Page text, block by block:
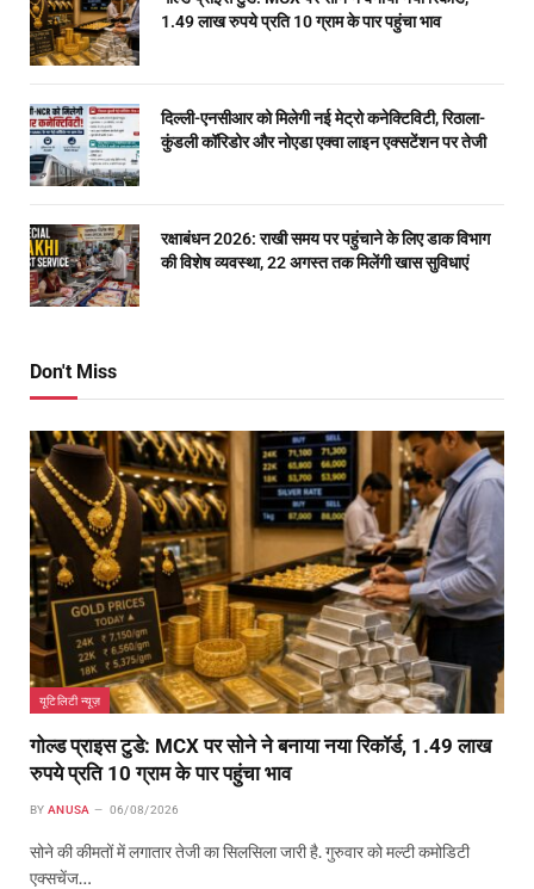
1.49 लाख रुपये प्रति 10 ग्राम के पार पहुंचा भाव
दिल्ली-एनसीआर को मिलेगी नई मेट्रो कनेक्टिविटी, रिठाला-
कुंडली कॉरिडोर और नोएडा एक्वा लाइन एक्सटेंशन पर तेजी
रक्षाबंधन 2026: राखी समय पर पहुंचाने के लिए डाक विभाग
की विशेष व्यवस्था, 22 अगस्त तक मिलेंगी खास सुविधाएं
Don't Miss
यूटिलिटी न्यूज़
गोल्ड प्राइस टुडे: MCX पर सोने ने बनाया नया रिकॉर्ड, 1.49 लाख
रुपये प्रति 10 ग्राम के पार पहुंचा भाव
BY ANUSA 06/08/2026
सोने की कीमतों में लगातार तेजी का सिलसिला जारी है. गुरुवार को मल्टी कमोडिटी
एक्सचेंज…